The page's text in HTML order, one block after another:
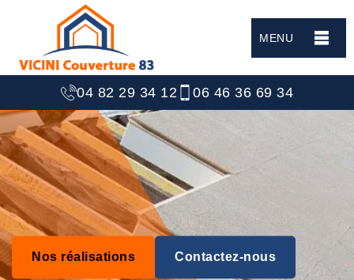
MENU
04 82 29 34 12 06 46 36 69 34
Nos réalisations Contactez-nous